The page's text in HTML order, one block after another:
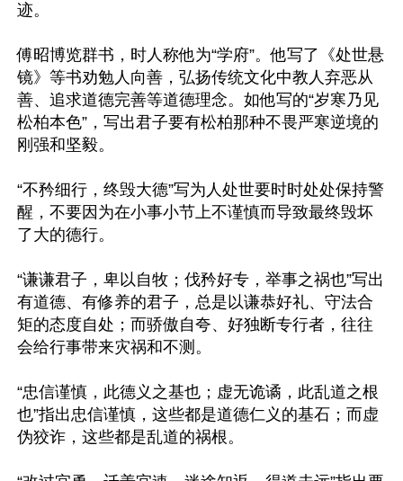
迹。
傅昭博览群书，时人称他为“学府”。他写了《处世悬
镜》等书劝勉人向善，弘扬传统文化中教人弃恶从
善、追求道德完善等道德理念。如他写的“岁寒乃见
松柏本色”，写出君子要有松柏那种不畏严寒逆境的
刚强和坚毅。
“不矜细行，终毁大德”写为人处世要时时处处保持警
醒，不要因为在小事小节上不谨慎而导致最终毁坏
了大的德行。
“谦谦君子，卑以自牧；伐矜好专，举事之祸也”写出
有道德、有修养的君子，总是以谦恭好礼、守法合
矩的态度自处；而骄傲自夸、好独断专行者，往往
会给行事带来灾祸和不测。
“忠信谨慎，此德义之基也；虚无诡谲，此乱道之根
也”指出忠信谨慎，这些都是道德仁义的基石；而虚
伪狡诈，这些都是乱道的祸根。